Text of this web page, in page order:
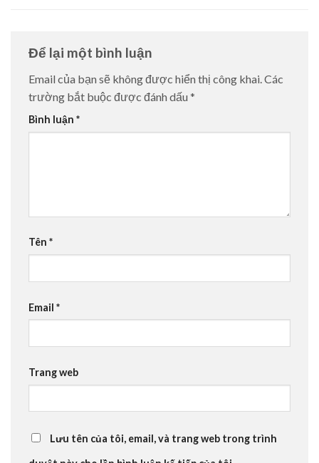
Để lại một bình luận
Email của bạn sẽ không được hiển thị công khai.Các
trường bắt buộc được đánh dấu *
Bình luận *
Tên *
Email *
Trang web
Lưu tên của tôi, email, và trang web trong trình